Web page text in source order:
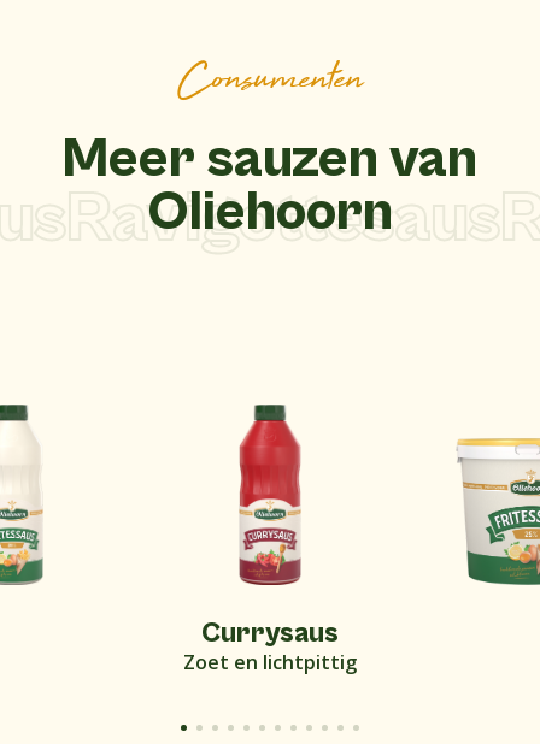
Consumenten
Meer sauzen van
Oliehoorn
Ravigottesaus
Currysaus
Zoet en lichtpittig